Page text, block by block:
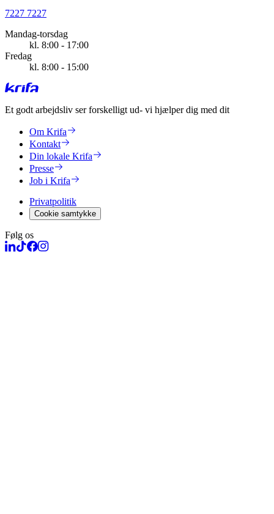
7227 7227
Mandag-torsdag
kl. 8:00 - 17:00
Fredag
kl. 8:00 - 15:00
Et godt arbejdsliv ser forskelligt ud- vi hjælper dig med dit
Om Krifa
Kontakt
Din lokale Krifa
Presse
Job i Krifa
Privatpolitik
Cookie samtykke
Følg os